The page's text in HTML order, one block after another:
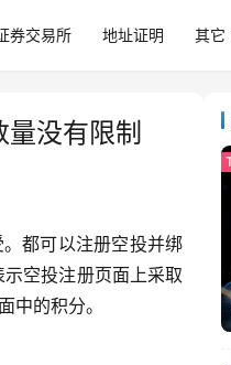
券交易所 地址证明 其它
没有限制
都可以注册空投并绑
空投注册页面上采取
中的积分。